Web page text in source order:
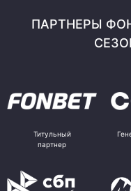
ПАРТНЕРЫ
Титульный
партнер